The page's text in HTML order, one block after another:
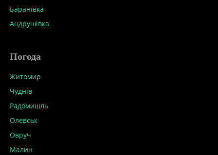
Баранівка
Андрушівка
Погода
Житомир
Чуднів
Радомишль
Олевськ
Овруч
Малин